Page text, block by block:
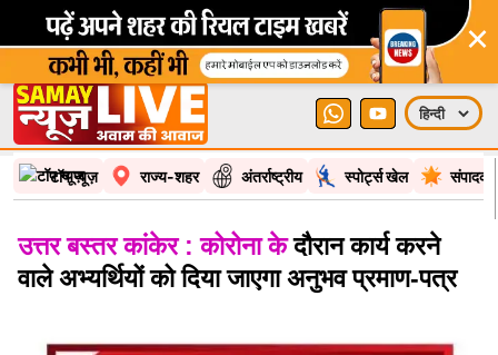
×
टॉप न्यूज़ राज्य-शहर अंतर्राष्ट्रीय स्पोर्ट्स खेल
उत्तर बस्तर कांकेर : कोरोना केदौरान कार्य करने
वाले अभ्यर्थियों को दिया जाएगा अनुभव प्रमाण-पत्र